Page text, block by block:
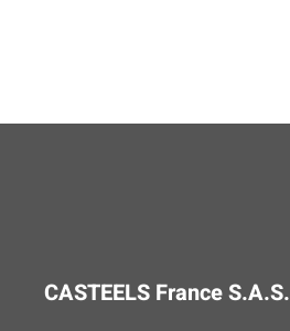
CASTEELS France S.A.S.